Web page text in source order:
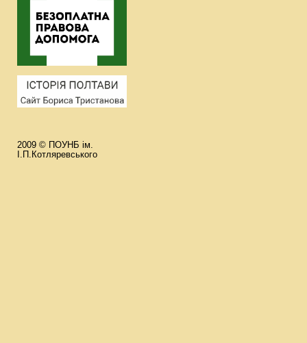
2009 © ПОУНБ ім.
І.П.Котляревського